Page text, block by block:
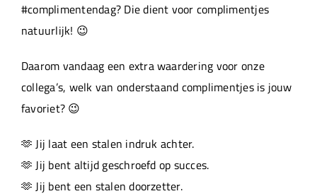
Projecten
#complimentendag? Die dient voor complimentjes
natuurlijk! 😉
Daarom vandaag een extra waardering voor onze
collega’s, welk van onderstaand complimentjes is jouw
favoriet? 😉
🫶 Jij laat een stalen indruk achter.
🫶 Jij bent altijd geschroefd op succes.
🫶 Jij bent een stalen doorzetter.